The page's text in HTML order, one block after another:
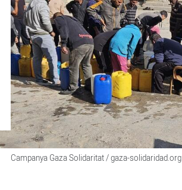
Campanya Gaza Solidaritat / gaza-solidaridad.org